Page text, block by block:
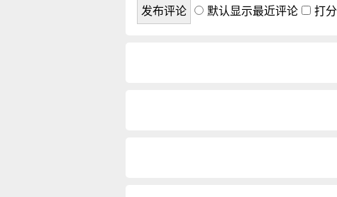
默认显示最近评论 打分